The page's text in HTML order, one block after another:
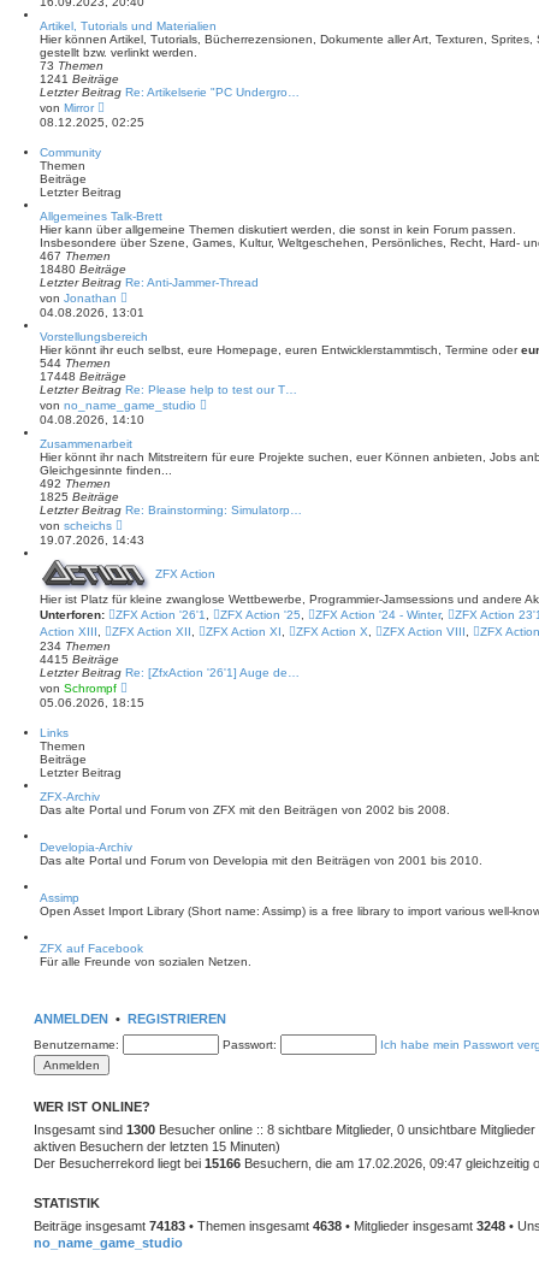
t
r
a
g
u
e
s
t
B
i
t
Artikel, Tutorials und Materialien
Hier können Artikel, Tutorials, Bücherrezensionen, Dokumente aller Art, Texturen,
gestellt bzw. verlinkt werden.
73 Themen
1241 Beiträge
Letzter Beitrag Re: Artikelserie "PC Undergro…
von Mirror
u
r
B
e
i
t
r
a
g
08.12.2025, 02:25
Community
Themen
Beiträge
Letzter Beitrag
Allgemeines Talk-Brett
Hier kann über allgemeine Themen diskutiert werden, die sonst in kein Forum passen.
Insbesondere über Szene, Games, Kultur, Weltgeschehen, Persönliches, Recht, Hard-
467 Themen
18480 Beiträge
Letzter Beitrag Re: Anti-Jammer-Thread
von Jonathan
e
u
e
s
r
e
i
t
r
a
04.08.2026, 13:01
Vorstellungsbereich
Hier könnt ihr euch selbst, eure Homepage, euren Entwicklerstammtisch, Termine oder
544 Themen
17448 Beiträge
Letzter Beitrag Re: Please help to test our T…
von no_name_game_studio
s
B
a
04.08.2026, 14:10
Zusammenarbeit
Hier könnt ihr nach Mitstreitern für eure Projekte suchen, euer Können anbieten, Jobs
Gleichgesinnte finden...
492 Themen
1825 Beiträge
Letzter Beitrag Re: Brainstorming: Simulatorp…
von scheichs
e
u
s
t
e
r
B
r
a
g
19.07.2026, 14:43
ZFX Action
Hier ist Platz für kleine zwanglose Wettbewerbe, Programmier-Jamsessions und andere
Unterforen:
ZFX Action '26'1 ZFX Action '25 ZFX Action '24 - Winter,
ZFX Action
Action XIII
ZFX Action XII ZFX Action XI ZFX Action X ZFX Action VIII
ZFX
234 Themen
4415 Beiträge
Letzter Beitrag Re: [ZfxAction '26'1] Auge de…
von Schrompf
e
u
i
r
a
05.06.2026, 18:15
Links
Themen
Beiträge
Letzter Beitrag
ZFX-Archiv
Das alte Portal und Forum von ZFX mit den Beiträgen von 2002 bis 2008.
Developia-Archiv
Das alte Portal und Forum von Developia mit den Beiträgen von 2001 bis 2010.
Assimp
Open Asset Import Library (Short name: Assimp) is a free library to import various well-
ZFX auf Facebook
Für alle Freunde von sozialen Netzen.
ANMELDEN • REGISTRIEREN
Benutzername: Passwort: Ich habe mein Passwort
WER IST ONLINE?
Insgesamt sind 1300 Besucher online :: 8 sichtbare Mitglieder, 0 unsichtbare
aktiven Besuchern der letzten 15 Minuten)
Der Besucherrekord liegt bei 15166 Besuchern, die am 17.02.2026, 09:47 gleichzeitig
STATISTIK
Beiträge insgesamt 74183 • Themen insgesamt 4638 • Mitglieder insgesamt 3248 •
no_name_game_studio